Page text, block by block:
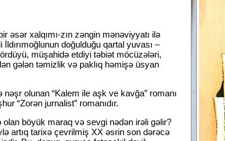
əsər xalqımı-zın zəngin mənəviyyatı ilə
doğulduğu qartal yuvası –
müşahidə etdiyi təbiət möcüzələri,
gələn təmizlik və paklıq həmişə üsyan
olunan “Kalem ile aşk ve kavğa” romanı
“Zorən jurnalist” romanıdır.
olan böyük maraq və sevgi nədən irəli gəlir?
artıq tarixə çevrilmiş XX əsrin son dərəcə